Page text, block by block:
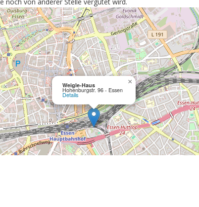
Weigle-Haus
Hohenburgstr. 96 - Essen
Details
×